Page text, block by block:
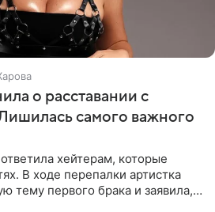
о расставании с
самого важного
хейтерам, которые
В ходе перепалки артистка
тему первого брака и заявила,